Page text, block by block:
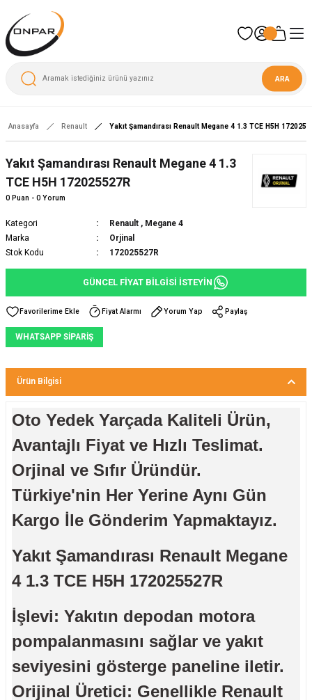
ARA
Anasayfa Renault Yakıt Şamandırası Renault Megane 4 1.3 TCE H5H
Yakıt Şamandırası Renault Megane 4 1.3
TCE H5H 172025527R
0 Puan - 0 Yorum
Kategori Renault , Megane 4
Marka
Orjinal
Stok Kodu
172025527R
GÜNCEL FİYAT BİLGİSİ İSTEYİN
Fiyat Alarmı Yorum Yap Paylaş
WHATSAPP SİPARİŞ
Ürün Bilgisi
Oto Yedek Yarçada Kaliteli Ürün,
Avantajlı Fiyat ve Hızlı Teslimat.
Orjinal ve Sıfır Üründür.
Türkiye'nin Her Yerine Aynı Gün
Kargo İle Gönderim Yapmaktayız.
Yakıt Şamandırası Renault Megane
4 1.3 TCE H5H 172025527R
İşlevi: Yakıtın depodan motora
pompalanmasını sağlar ve yakıt
seviyesini gösterge paneline iletir.
Orijinal Üretici: Genellikle Renault